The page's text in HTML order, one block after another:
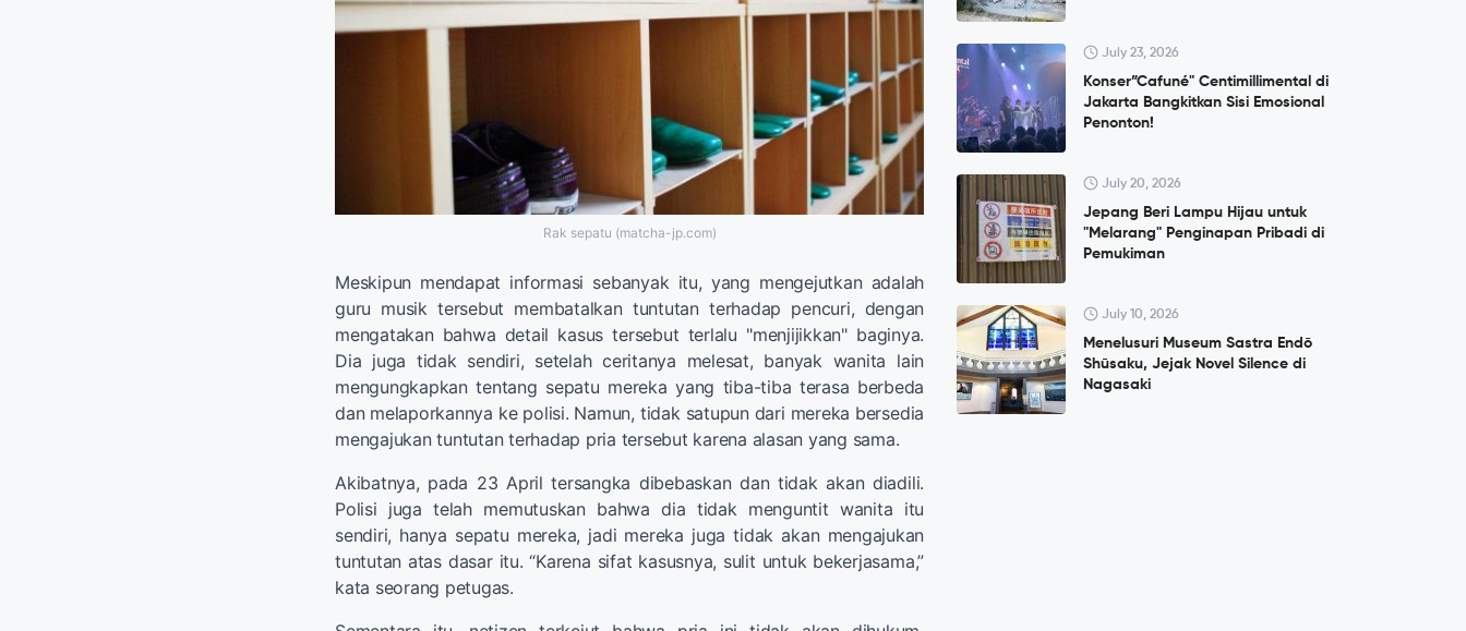
Rak sepatu (matcha-jp.com)
Meskipun mendapat informasi sebanyak itu, yang mengejutkan adalah
guru musik tersebut membatalkan tuntutan terhadap pencuri, dengan
mengatakan bahwa detail kasus tersebut terlalu "menjijikkan" baginya.
Dia juga tidak sendiri, setelah ceritanya melesat, banyak wanita lain
mengungkapkan tentang sepatu mereka yang tiba-tiba terasa berbeda
dan melaporkannya ke polisi. Namun, tidak satupun dari mereka bersedia
mengajukan tuntutan terhadap pria tersebut karena alasan yang sama.
Akibatnya, pada 23 April tersangka dibebaskan dan tidak akan diadili.
Polisi juga telah memutuskan bahwa dia tidak menguntit wanita itu
sendiri, hanya sepatu mereka, jadi mereka juga tidak akan mengajukan
tuntutan atas dasar itu. “Karena sifat kasusnya, sulit untuk bekerjasama,”
kata seorang petugas.
July 23, 2026
Konser”Cafuné" Centimillimental di
Jakarta Bangkitkan Sisi Emosional
Penonton!
July 20, 2026
Jepang Beri Lampu Hijau untuk
"Melarang" Penginapan Pribadi di
Pemukiman
July 10, 2026
Menelusuri Museum Sastra Endō
Shūsaku, Jejak Novel Silence di
Nagasaki